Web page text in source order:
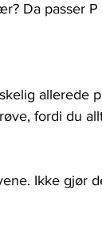
Da passer
allerede
fordi du
Ikke gjør